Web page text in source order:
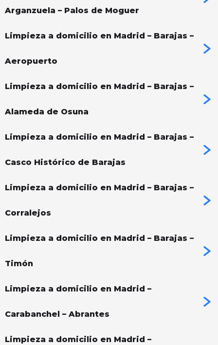
Arganzuela – Palos de Moguer
Limpieza a domicilio en Madrid – Barajas –
Aeropuerto
Limpieza a domicilio en Madrid – Barajas –
Alameda de Osuna
Limpieza a domicilio en Madrid – Barajas –
Casco Histórico de Barajas
Limpieza a domicilio en Madrid – Barajas –
Corralejos
Limpieza a domicilio en Madrid – Barajas –
Timón
Limpieza a domicilio en Madrid –
Carabanchel – Abrantes
Limpieza a domicilio en Madrid –